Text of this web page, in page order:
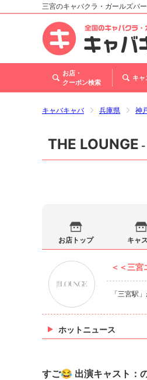
北海道
東北
甲信越・北陸
関西
三宮のキャバクラ・ガールズバー
お店・
クーポン検索
キ
キャバキャバ 兵庫県 神
THE LOUNGE -
お店トップ キャ
＜＜三
「三宮駅
ホットニュース
すご😂 出演キャスト：